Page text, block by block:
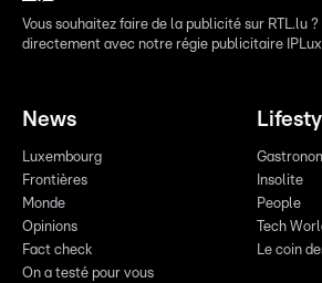
Vous souhaitez faire de la publicité sur RTL.lu
directement avec notre régie publicitaire
News
Luxembourg
Frontières
Monde
Opinions
Fact check
On a testé pour vous
Insolite
People
Tech
Le coin